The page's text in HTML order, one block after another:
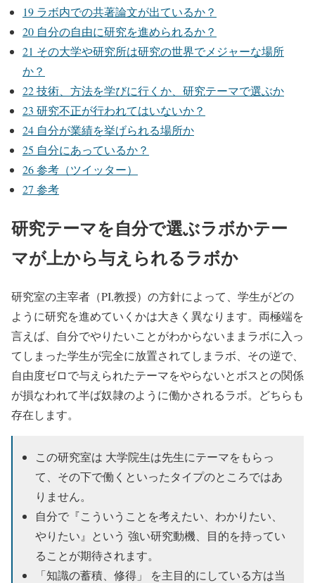
19 ラボ内での共著論文が出ているか？
20 自分の自由に研究を進められるか？
21 その大学や研究所は研究の世界でメジャーな場所
か？
22技術、方法を学びに行くか、研究テーマで選ぶか
23 研究不正が行われてはいないか？
24 自分が業績を挙げられる場所か
25 自分にあっているか？
26参考（ツイッター）
27 参考
研究テーマを自分で選ぶラボかテー
マが上から与えられるラボか
研究室の主宰者（PI,教授）の方針によって、学生がどの
ように研究を進めていくかは大きく異なります。両極端を
言えば、自分でやりたいことがわからないままラボに入っ
てしまった学生が完全に放置されてしまラボ、その逆で、
自由度ゼロで与えられたテーマをやらないとボスとの関係
が損なわれて半ば奴隷のように働かされるラボ。どちらも
存在します。
この研究室は 大学院生は先生にテーマをもらっ
て、その下で働くといったタイプのところではあ
りません。
自分で『こういうことを考えたい、わかりたい、
やりたい』という 強い研究動機、目的を持ってい
ることが期待されます。
「知識の蓄積、修得」 を主目的にしている方は当